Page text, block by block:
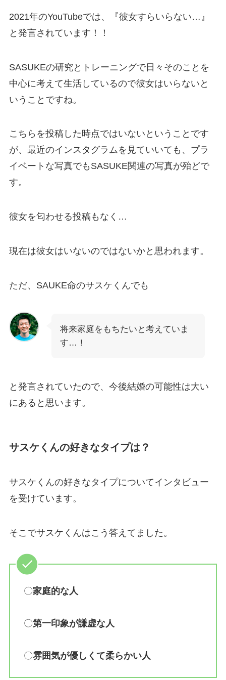
2021年のYouTubeでは、『彼女すらいらない…』
と発言されています！！
SASUKEの研究とトレーニングで日々そのことを
中心に考えて生活しているので彼女はいらないと
いうことですね。
こちらを投稿した時点ではいないということです
が、最近のインスタグラムを見ていいても、プラ
イベートな写真でもSASUKE関連の写真が殆どで
す。
彼女を匂わせる投稿もなく…
現在は彼女はいないのではないかと思われます。
ただ、SAUKE命のサスケくんでも
将来家庭をもちたいと考えていま
す…！
と発言されていたので、今後結婚の可能性は大い
にあると思います。
サスケくんの好きなタイプは？
サスケくんの好きなタイプについてインタビュー
を受けています。
そこでサスケくんはこう答えてました。
〇家庭的な人
〇第一印象が謙虚な人
〇雰囲気が優しくて柔らかい人